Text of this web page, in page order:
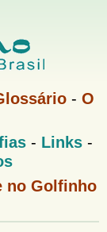
- O
- Links-
no Golfinho